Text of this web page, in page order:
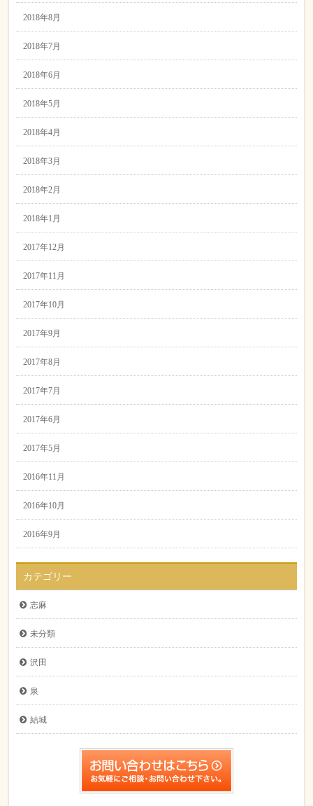
2018年8月
2018年7月
2018年6月
2018年5月
2018年4月
2018年3月
2018年2月
2018年1月
2017年12月
2017年11月
2017年10月
2017年9月
2017年8月
2017年7月
2017年6月
2017年5月
2016年11月
2016年10月
2016年9月
カテゴリー
志麻
未分類
沢田
泉
結城